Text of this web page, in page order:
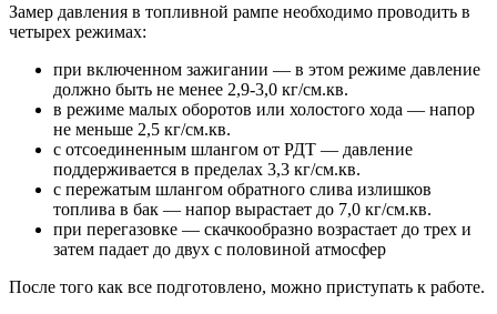
Замер давления в топливной рампе необходимо проводить в
четырех режимах:
при включенном зажигании — в этом режиме давление
должно быть не менее 2,9-3,0 кг/см.кв.
в режиме малых оборотов или холостого хода — напор
не меньше 2,5 кг/см.кв.
с отсоединенным шлангом от РДТ — давление
поддерживается в пределах 3,3 кг/см.кв.
с пережатым шлангом обратного слива излишков
топлива в бак — напор вырастает до 7,0 кг/см.кв.
при перегазовке — скачкообразно возрастает до трех и
затем падает до двух с половиной атмосфер
После того как все подготовлено, можно приступать к работе.